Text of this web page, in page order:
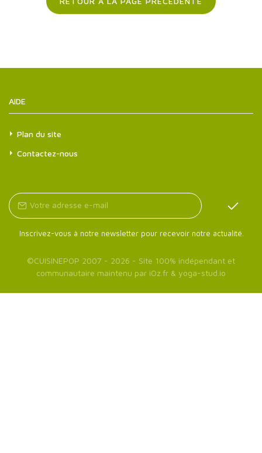
AIDE
Plan du site
Contactez-nous
Inscrivez-vous à notre newsletter pour recevoir notre actualité.
©CUISINEPOP 2007 - 2026 - Site 100% indépendant et
communautaire maintenu par iOz.fr & yoga-stud.io